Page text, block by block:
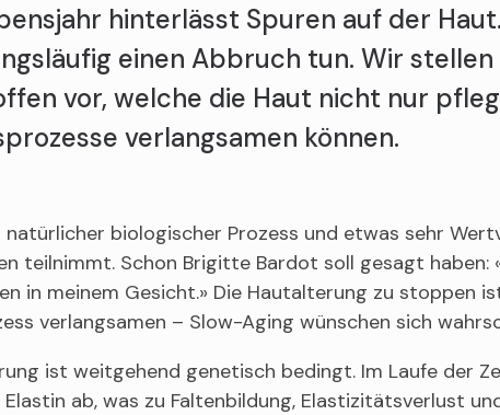
hinterlässt Spuren auf der
einen Abbruch tun. Wir stellen
vor, welche die Haut nicht nur
verlangsamen können.
biologischer Prozess und etwas sehr
teilnimmt. Schon Brigitte Bardot soll gesagt haben:
in meinem Gesicht.» Die Hautalterung zu stoppen
verlangsamen – Slow-Aging wünschen sich
ist weitgehend genetisch bedingt. Im Laufe der
Elastin ab, was zu Faltenbildung, Elastizitätsverlust